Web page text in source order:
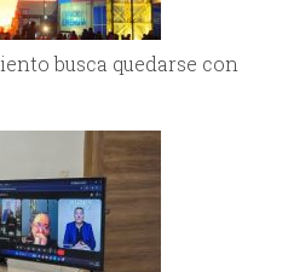
busca quedarse con